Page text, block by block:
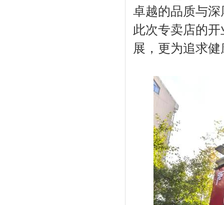
卓越的品质与
此次专卖店的
展，更为追求